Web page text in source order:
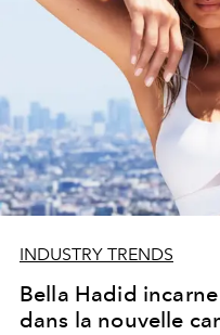
INDUSTRY TRENDS
Bella Hadid
dans la nouvelle